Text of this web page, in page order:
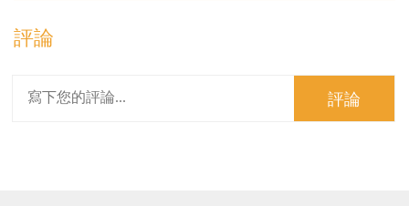
評論
評論